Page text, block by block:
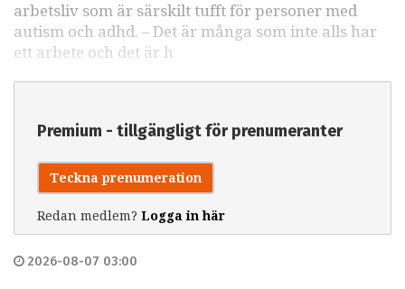
arbetsliv som är särskilt tufft för personer med
autism och adhd. – Det är många som inte alls har
ett arbete och det är h
Premium - tillgängligt för prenumeranter
Teckna prenumeration
Redan medlem? Logga in här
2026-08-07 03:00